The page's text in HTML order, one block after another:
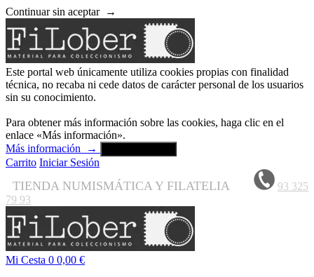
Continuar sin aceptar →
Este portal web únicamente utiliza cookies propias con finalidad
técnica, no recaba ni cede datos de carácter personal de los usuarios
sin su conocimiento.
Para obtener más información sobre las cookies, haga clic en el
enlace «Más información».
Más información
→
Carrito Iniciar Sesión
TIENDA NUMISMÁTICA Y FILATELIA
93 325
79 93
Mi Cesta 0 0,00 €